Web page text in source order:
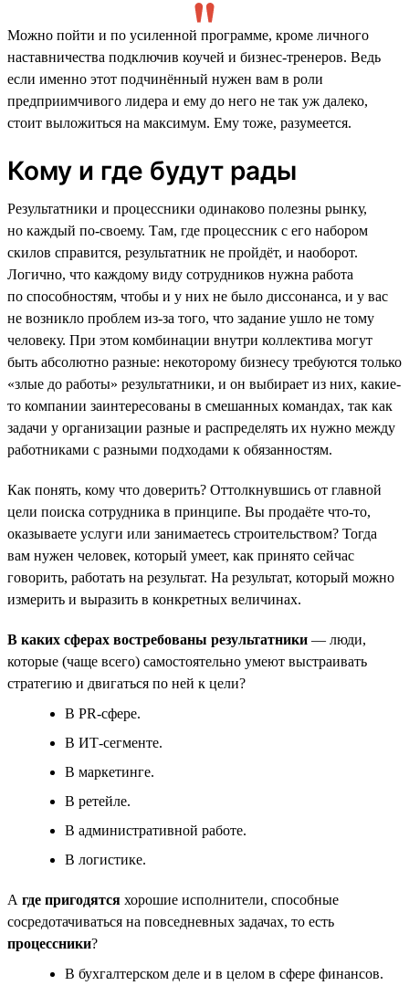
Можно пойти и по усиленной программе, кроме личного
наставничества подключив коучей и бизнес-тренеров. Ведь
если именно этот подчинённый нужен вам в роли
предприимчивого лидера и ему до него не так уж далеко,
стоит выложиться на максимум. Ему тоже, разумеется.
Кому и где будут рады
Результатники и процессники одинаково полезны рынку,
но каждый по-своему. Там, где процессник с его набором
скилов справится, результатник не пройдёт, и наоборот.
Логично, что каждому виду сотрудников нужна работа
по способностям, чтобы и у них не было диссонанса, и у вас
не возникло проблем из-за того, что задание ушло не тому
человеку. При этом комбинации внутри коллектива могут
быть абсолютно разные: некоторому бизнесу требуются только
«злые до работы» результатники, и он выбирает из них, какие-
то компании заинтересованы в смешанных командах, так как
задачи у организации разные и распределять их нужно между
работниками с разными подходами к обязанностям.
Как понять, кому что доверить? Оттолкнувшись от главной
цели поиска сотрудника в принципе. Вы продаёте что-то,
оказываете услуги или занимаетесь строительством? Тогда
вам нужен человек, который умеет, как принято сейчас
говорить, работать на результат. На результат, который можно
измерить и выразить в конкретных величинах.
В каких сферах востребованы результатники — люди,
которые (чаще всего) самостоятельно умеют выстраивать
стратегию и двигаться по ней к цели?
В PR-сфере.
В ИТ-сегменте.
В маркетинге.
В ретейле.
В административной работе.
В логистике.
А где пригодятся хорошие исполнители, способные
сосредотачиваться на повседневных задачах, то есть
процессники?
В бухгалтерском деле и в целом в сфере финансов.